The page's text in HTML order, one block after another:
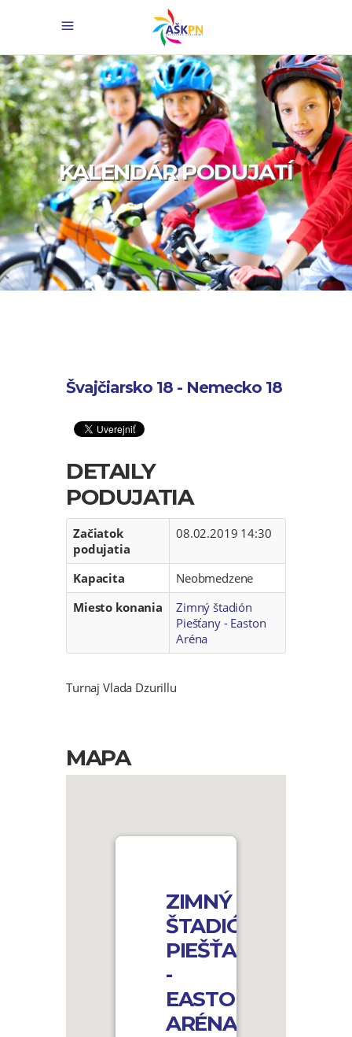
KALENDÁR PODUJATÍ
Švajčiarsko 18 - Nemecko 18
DETAILY
PODUJATIA
Začiatok
podujatia
08.02.2019 14:30
Kapacita
Neobmedzene
Miesto konania
Zimný štadión
Piešťany - Easton
Aréna
Turnaj Vlada Dzurillu
MAPA
ZIMNÝ
ŠTADIÓN
PIEŠŤANY
-
EASTON
ARÉNA